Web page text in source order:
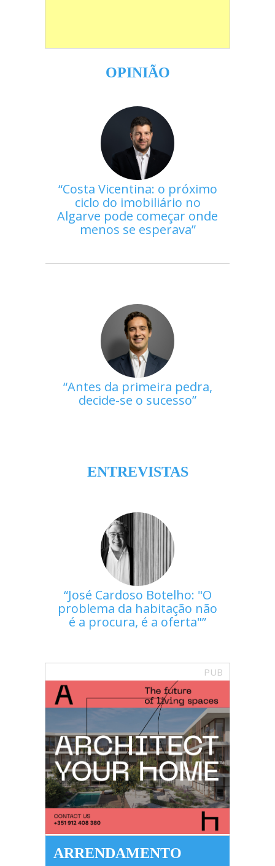
OPINIÃO
Costa Vicentina: o próximo
ciclo do imobiliário no
Algarve pode começar onde
menos se esperava
Antes da primeira pedra,
decide-se o sucesso
ENTREVISTAS
José Cardoso Botelho: "O
problema da habitação não
é a procura, é a oferta"
PUB
ARRENDAMENTO